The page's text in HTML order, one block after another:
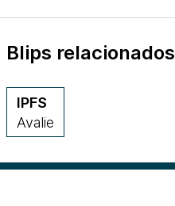
Blips relacionados
IPFS
Avalie